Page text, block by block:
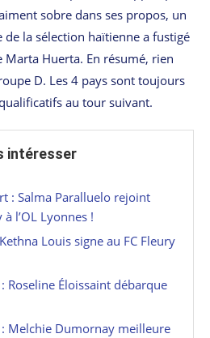
sobre dans ses propos, un
de la sélection haïtienne a fustigé
Marta Huerta. En résumé, rien
D. Les 4 pays sont toujours
au tour suivant.
intéresser
: Salma Paralluelo rejoint
l’OL Lyonnes !
Louis signe au FC Fleury
Roseline Éloissaint débarque
: Melchie Dumornay meilleure